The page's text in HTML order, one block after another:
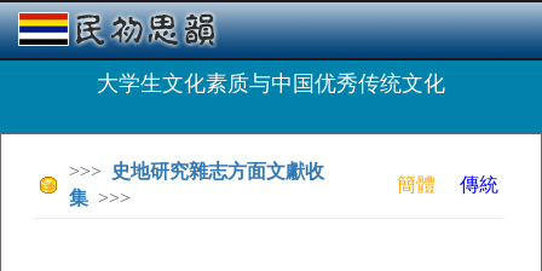
大学生文化素质与中国优秀传统文化
>>>
史地研究雜志方面文獻收
集 >>>
簡體 傳統